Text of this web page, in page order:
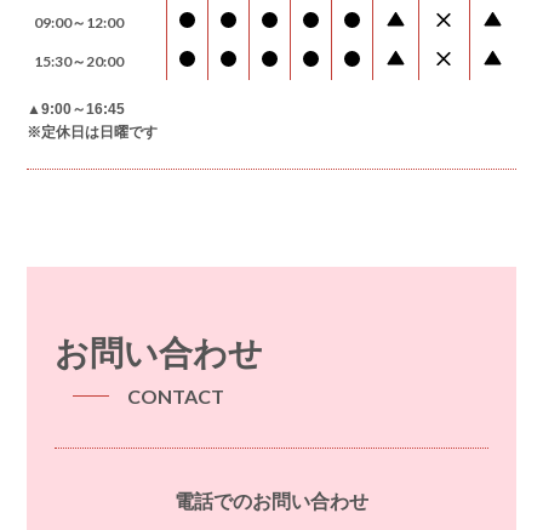
09:00～12:00
15:30～20:00
▲9:00～16:45
※定休日は日曜です
お問い合わせ
CONTACT
電話でのお問い合わせ